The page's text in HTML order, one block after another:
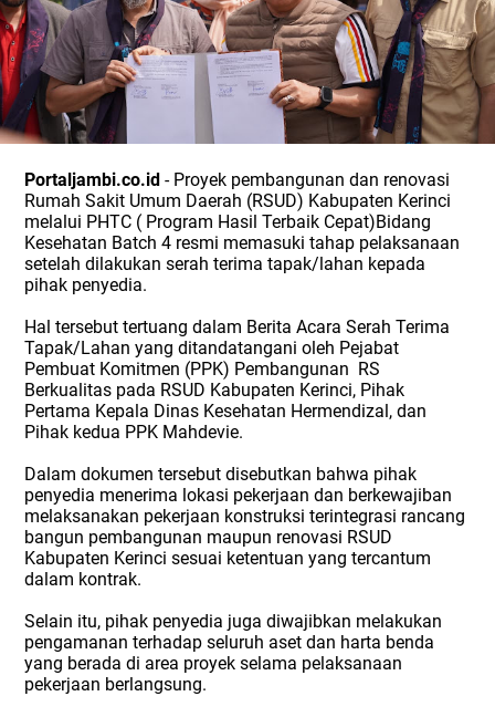
Portaljambi.co.id - Proyek pembangunan dan renovasi
Rumah Sakit Umum Daerah (RSUD) Kabupaten Kerinci
melalui PHTC ( Program Hasil Terbaik Cepat)Bidang
Kesehatan Batch 4 resmi memasuki tahap pelaksanaan
setelah dilakukan serah terima tapak/lahan kepada
pihak penyedia.
Hal tersebut tertuang dalam Berita Acara Serah Terima
Tapak/Lahan yang ditandatangani oleh Pejabat
Pembuat Komitmen (PPK) Pembangunan RS
Berkualitas pada RSUD Kabupaten Kerinci, Pihak
Pertama Kepala Dinas Kesehatan Hermendizal, dan
Pihak kedua PPK Mahdevie.
Dalam dokumen tersebut disebutkan bahwa pihak
penyedia menerima lokasi pekerjaan dan berkewajiban
melaksanakan pekerjaan konstruksi terintegrasi rancang
bangun pembangunan maupun renovasi RSUD
Kabupaten Kerinci sesuai ketentuan yang tercantum
dalam kontrak.
Selain itu, pihak penyedia juga diwajibkan melakukan
pengamanan terhadap seluruh aset dan harta benda
yang berada di area proyek selama pelaksanaan
pekerjaan berlangsung.